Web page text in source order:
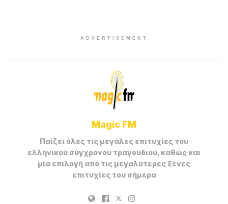
ADVERTISEMENT
Magic FM
Παίζει όλες τις μεγάλες επιτυχίες του
ελληνικού σύγχρονου τραγουδιού, καθώς και
μία επιλογή από τις μεγαλύτερες ξένες
επιτυχίες του σήμερα